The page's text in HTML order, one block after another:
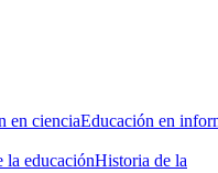
en cienciaEducación en
la educaciónHistoria de la